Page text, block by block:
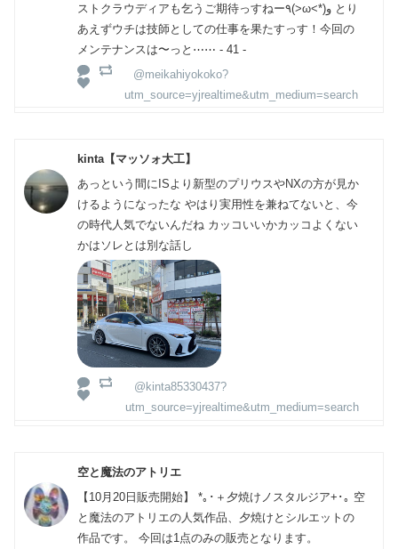
ストクラウディアも乞うご期待っすねー٩(>ω<*)و とり
あえずウチは技師としての仕事を果たすっす！今回の
メンテナンスは〜っと⋯⋯ - 41 -
@meikahiyokoko?
utm_source=yjrealtime&utm_medium=search
kinta【マッソォ大工】
あっという間にISより新型のプリウスやNXの方が見か
けるようになったな やはり実用性を兼ねてないと、今
の時代人気でないんだね カッコいいかカッコよくない
かはソレとは別な話し
@kinta85330437?
utm_source=yjrealtime&utm_medium=search
空と魔法のアトリエ
【10月20日販売開始】 *｡･＋夕焼けノスタルジア+･｡ 空
と魔法のアトリエの人気作品、夕焼けとシルエットの
作品です。 今回は1点のみの販売となります。